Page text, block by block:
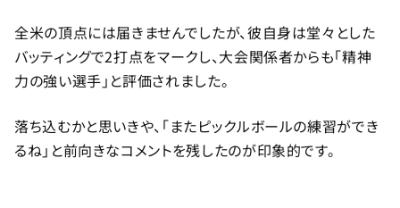
全米の頂点には届きませんでしたが、彼自身は堂々とした
バッティングで2打点をマークし、大会関係者からも「精神
力の強い選手」と評価されました。
落ち込むかと思いきや、「またピックルボールの練習ができ
るね」と前向きなコメントを残したのが印象的です。